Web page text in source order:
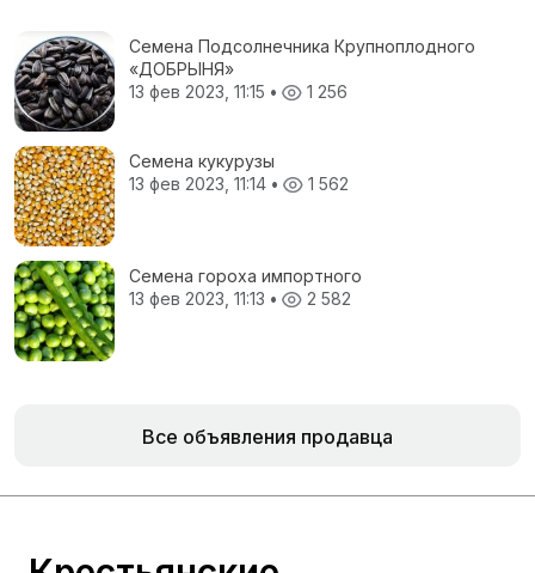
Семена Подсолнечника Крупноплодного
«ДОБРЫНЯ»
13 фев 2023, 11:15 • 1 256
Семена кукурузы
13 фев 2023, 11:14 • 1 562
Семена гороха импортного
13 фев 2023, 11:13 • 2 582
Все объявления продавца